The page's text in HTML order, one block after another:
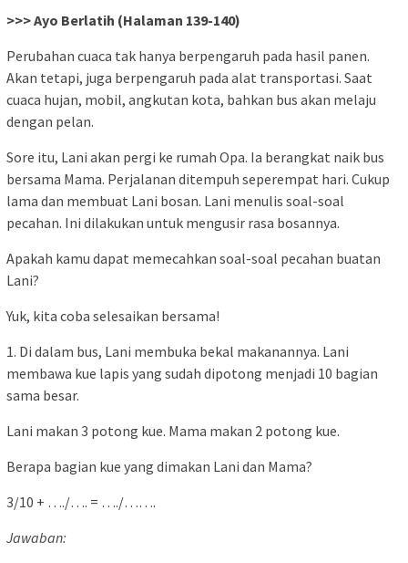
>>> Ayo Berlatih (Halaman 139-140)
Perubahan cuaca tak hanya berpengaruh pada hasil panen.
Akan tetapi, juga berpengaruh pada alat transportasi. Saat
cuaca hujan, mobil, angkutan kota, bahkan bus akan melaju
dengan pelan.
Sore itu, Lani akan pergi ke rumah Opa. Ia berangkat naik bus
bersama Mama. Perjalanan ditempuh seperempat hari. Cukup
lama dan membuat Lani bosan. Lani menulis soal-soal
pecahan. Ini dilakukan untuk mengusir rasa bosannya.
Apakah kamu dapat memecahkan soal-soal pecahan buatan
Lani?
Yuk, kita coba selesaikan bersama!
1. Di dalam bus, Lani membuka bekal makanannya. Lani
membawa kue lapis yang sudah dipotong menjadi 10 bagian
sama besar.
Lani makan 3 potong kue. Mama makan 2 potong kue.
Berapa bagian kue yang dimakan Lani dan Mama?
3/10 + …./…. = …./…….
Jawaban: